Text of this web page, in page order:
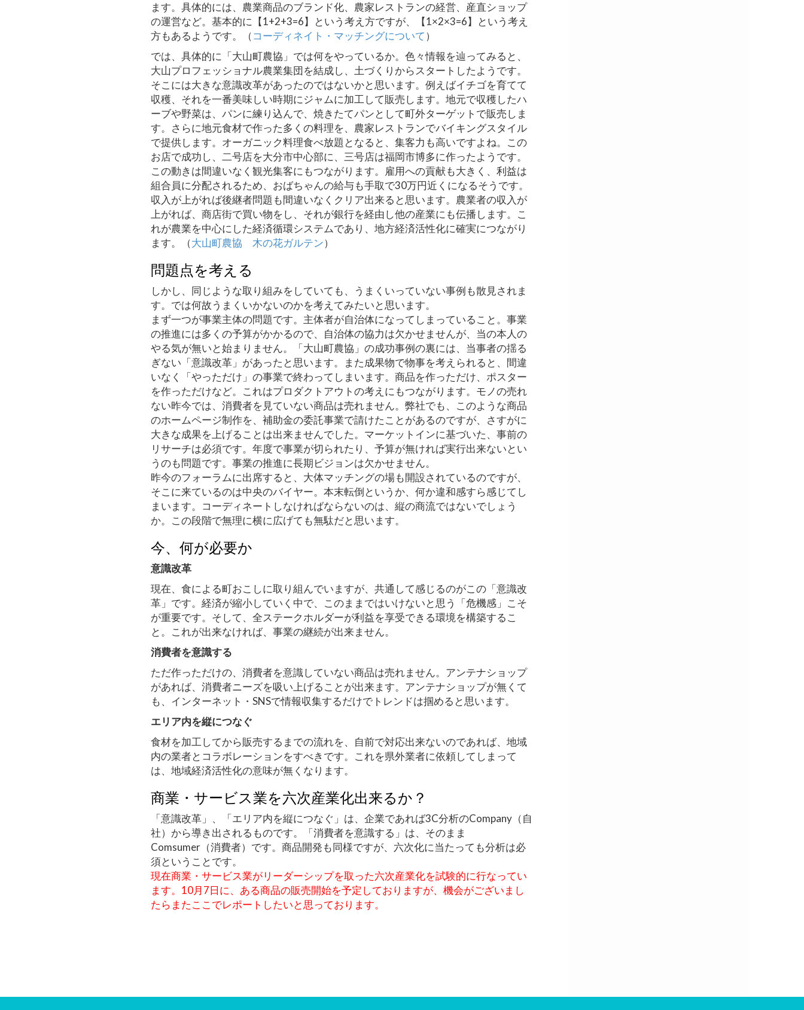
ます。具体的には、農業商品のブランド化、農家レストランの経営、産直ショップ
の運営など。基本的に【1+2+3=6】という考え方ですが、【1×2×3=6】という考え
方もあるようです。（コーディネイト・マッチングについて）
では、具体的に「大山町農協」では何をやっているか。色々情報を辿ってみると、
大山プロフェッショナル農業集団を結成し、土づくりからスタートしたようです。
そこには大きな意識改革があったのではないかと思います。例えばイチゴを育てて
収穫、それを一番美味しい時期にジャムに加工して販売します。地元で収穫したハ
ーブや野菜は、パンに練り込んで、焼きたてパンとして町外ターゲットで販売しま
す。さらに地元食材で作った多くの料理を、農家レストランでバイキングスタイル
で提供します。オーガニック料理食べ放題となると、集客力も高いですよね。この
お店で成功し、二号店を大分市中心部に、三号店は福岡市博多に作ったようです。
この動きは間違いなく観光集客にもつながります。雇用への貢献も大きく、利益は
組合員に分配されるため、おばちゃんの給与も手取で30万円近くになるそうです。
収入が上がれば後継者問題も間違いなくクリア出来ると思います。農業者の収入が
上がれば、商店街で買い物をし、それが銀行を経由し他の産業にも伝播します。こ
れが農業を中心にした経済循環システムであり、地方経済活性化に確実につながり
ます。（大山町農協 木の花ガルテン）
問題点を考える
しかし、同じような取り組みをしていても、うまくいっていない事例も散見されま
す。では何故うまくいかないのかを考えてみたいと思います。
まず一つが事業主体の問題です。主体者が自治体になってしまっていること。事業
の推進には多くの予算がかかるので、自治体の協力は欠かせませんが、当の本人の
やる気が無いと始まりません。「大山町農協」の成功事例の裏には、当事者の揺る
ぎない「意識改革」があったと思います。また成果物で物事を考えられると、間違
いなく「やっただけ」の事業で終わってしまいます。商品を作っただけ、ポスター
を作っただけなど。これはプロダクトアウトの考えにもつながります。モノの売れ
ない昨今では、消費者を見ていない商品は売れません。弊社でも、このような商品
のホームページ制作を、補助金の委託事業で請けたことがあるのですが、さすがに
大きな成果を上げることは出来ませんでした。マーケットインに基づいた、事前の
リサーチは必須です。年度で事業が切られたり、予算が無ければ実行出来ないとい
うのも問題です。事業の推進に長期ビジョンは欠かせません。
昨今のフォーラムに出席すると、大体マッチングの場も開設されているのですが、
そこに来ているのは中央のバイヤー。本末転倒というか、何か違和感すら感じてし
まいます。コーディネートしなければならないのは、縦の商流ではないでしょう
か。この段階で無理に横に広げても無駄だと思います。
今、何が必要か
意識改革
現在、食による町おこしに取り組んでいますが、共通して感じるのがこの「意識改
革」です。経済が縮小していく中で、このままではいけないと思う「危機感」こそ
が重要です。そして、全ステークホルダーが利益を享受できる環境を構築するこ
と。これが出来なければ、事業の継続が出来ません。
消費者を意識する
ただ作っただけの、消費者を意識していない商品は売れません。アンテナショップ
があれば、消費者ニーズを吸い上げることが出来ます。アンテナショップが無くて
も、インターネット・SNSで情報収集するだけでトレンドは掴めると思います。
エリア内を縦につなぐ
食材を加工してから販売するまでの流れを、自前で対応出来ないのであれば、地域
内の業者とコラボレーションをすべきです。これを県外業者に依頼してしまって
は、地域経済活性化の意味が無くなります。
商業・サービス業を六次産業化出来るか？
「意識改革」、「エリア内を縦につなぐ」は、企業であれば3C分析のCompany（自
社）から導き出されるものです。「消費者を意識する」は、そのまま
Comsumer（消費者）です。商品開発も同様ですが、六次化に当たっても分析は必
須ということです。
現在商業・サービス業がリーダーシップを取った六次産業化を試験的に行なってい
ます。10月7日に、ある商品の販売開始を予定しておりますが、機会がございまし
たらまたここでレポートしたいと思っております。